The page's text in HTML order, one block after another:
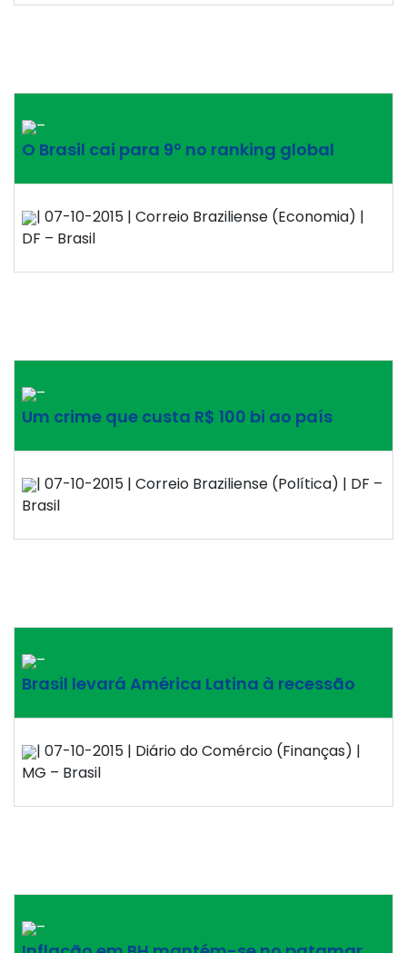
–
O Brasil cai para 9º no ranking global
| 07-10-2015 | Correio Braziliense (Economia) |
DF – Brasil
–
Um crime que custa R$ 100 bi ao país
| 07-10-2015 | Correio Braziliense (Política) | DF –
Brasil
–
Brasil levará América Latina à recessão
| 07-10-2015 | Diário do Comércio (Finanças) |
MG – Brasil
–